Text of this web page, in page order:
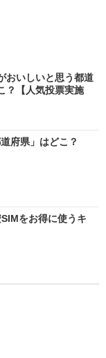
おいしいと思う都道
？【人気投票実施
府県」はどこ？
をお得に使うキ